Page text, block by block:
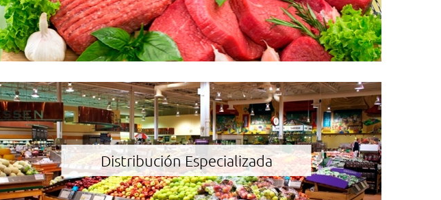
Distribución Especializada